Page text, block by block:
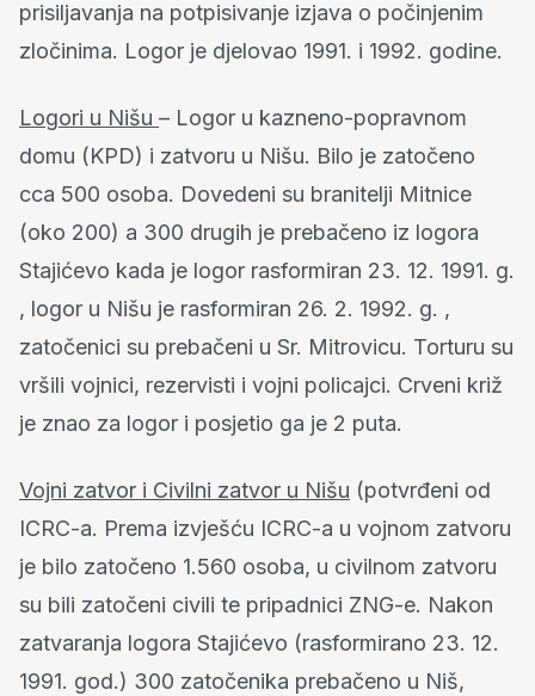
prisiljavanja na potpisivanje izjava o počinjenim
zločinima. Logor je djelovao 1991. i 1992. godine.
Logori u Nišu – Logor u kazneno-popravnom
domu (KPD) i zatvoru u Nišu. Bilo je zatočeno
cca 500 osoba. Dovedeni su branitelji Mitnice
(oko 200) a 300 drugih je prebačeno iz logora
Stajićevo kada je logor rasformiran 23. 12. 1991. g.
, logor u Nišu je rasformiran 26. 2. 1992. g. ,
zatočenici su prebačeni u Sr. Mitrovicu. Torturu su
vršili vojnici, rezervisti i vojni policajci. Crveni križ
je znao za logor i posjetio ga je 2 puta.
Vojni zatvor i Civilni zatvor u Nišu (potvrđeni od
ICRC-a. Prema izvješću ICRC-a u vojnom zatvoru
je bilo zatočeno 1.560 osoba, u civilnom zatvoru
su bili zatočeni civili te pripadnici ZNG-e. Nakon
zatvaranja logora Stajićevo (rasformirano 23. 12.
1991. god.) 300 zatočenika prebačeno u Niš,